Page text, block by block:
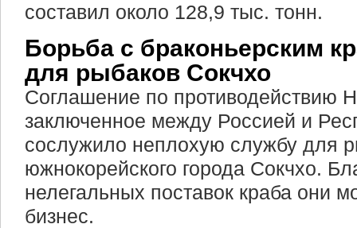
составил около 128,9 тыс. тонн.
Борьба с браконьерским
для рыбаков Сокчхо
Соглашение по противодействию
заключенное между Россией и
сослужило неплохую службу для
южнокорейского города Сокчхо.
нелегальных поставок краба они
бизнес.